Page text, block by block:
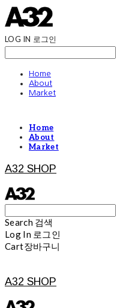
LOG IN 로그인
Home
About
Market
Home
About
Market
A32 SHOP
Search 검색
Log In 로그인
Cart장바구니
A32 SHOP